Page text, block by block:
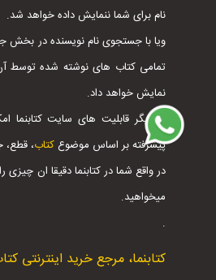
کتابنما، مرجع خرید اینترنتی
نام برای شما ننمایش داده خواهد شد.
ویا با جستجوی نام نویسنده در بخش
تمامی کتاب های نوشته شده توسط
نمایش خواهد داد.
از دیگر قابلیت های سایت
پیشرفته بر اساس موضوع کتاب،
در واقع شما در کتابنما دقیقا ان چیزی
میخواهید.
.